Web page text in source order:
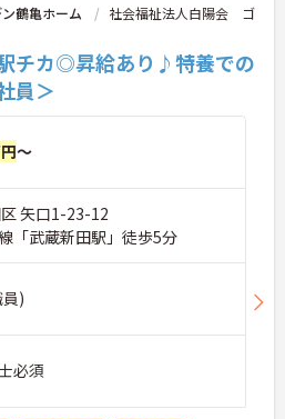
鶴亀ホーム
社会福祉法人白陽会 ゴ
駅チカ◎昇給あり♪特養での
員＞
～
矢口1-23-12
「武蔵新田駅」徒歩5分
)
必須